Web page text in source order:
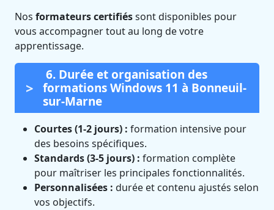
Nos formateurs certifiéssont disponibles pour
vous accompagner tout au long de votre
apprentissage.
6. Durée et organisation des
formations Windows 11 à Bonneuil-
sur-Marne
Courtes (1-2 jours) : formation intensive pour
des besoins spécifiques.
Standards (3-5 jours) : formation complète
pour maîtriser les principales fonctionnalités.
Personnalisées : durée et contenu ajustés selon
vos objectifs.